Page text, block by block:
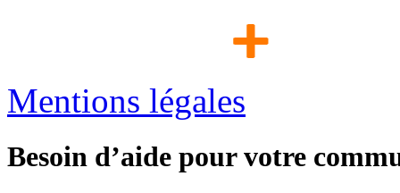
Mentions légales
Besoin d’aide pour votre